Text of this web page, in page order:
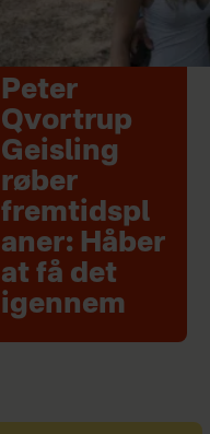
Peter
Qvortrup
Geisling
røber
fremtidspl
aner: Håber
at få det
igennem